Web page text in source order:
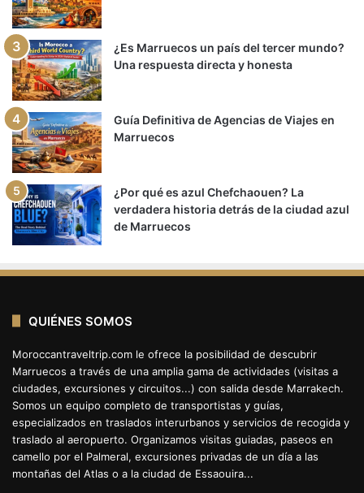
¿Es Marruecos un país del tercer mundo?
Una respuesta directa y honesta
Guía Definitiva de Agencias de Viajes en
Marruecos
¿Por qué es azul Chefchaouen? La
verdadera historia detrás de la ciudad azul
de Marruecos
QUIÉNES SOMOS
Moroccantraveltrip.com le ofrece la posibilidad de descubrir
Marruecos a través de una amplia gama de actividades (visitas a
ciudades, excursiones y circuitos...) con salida desde Marrakech.
Somos un equipo completo de transportistas y guías,
especializados en traslados interurbanos y servicios de recogida y
traslado al aeropuerto. Organizamos visitas guiadas, paseos en
camello por el Palmeral, excursiones privadas de un día a las
montañas del Atlas o a la ciudad de Essaouira...